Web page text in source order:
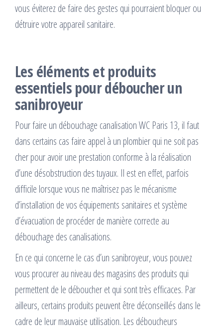
vous éviterez de faire des gestes qui pourraient bloquer ou
détruire votre appareil sanitaire.
Les éléments et produits
essentiels pour déboucher un
sanibroyeur
Pour faire un débouchage canalisation WC Paris 13, il faut
dans certains cas faire appel à un plombier qui ne soit pas
cher pour avoir une prestation conforme à la réalisation
d’une désobstruction des tuyaux. Il est en effet, parfois
difficile lorsque vous ne maîtrisez pas le mécanisme
d’installation de vos équipements sanitaires et système
d’évacuation de procéder de manière correcte au
débouchage des canalisations.
En ce qui concerne le cas d’un sanibroyeur, vous pouvez
vous procurer au niveau des magasins des produits qui
permettent de le déboucher et qui sont très efficaces. Par
ailleurs, certains produits peuvent être déconseillés dans le
cadre de leur mauvaise utilisation. Les déboucheurs